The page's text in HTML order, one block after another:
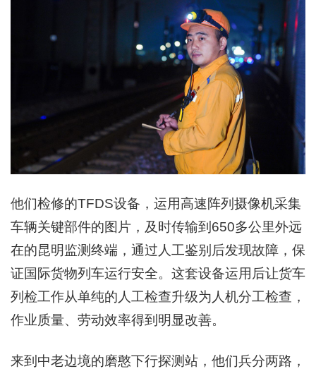
他们检修的TFDS设备，运用高速阵列摄像机采集
车辆关键部件的图片，及时传输到650多公里外远
在的昆明监测终端，通过人工鉴别后发现故障，保
证国际货物列车运行安全。这套设备运用后让货车
列检工作从单纯的人工检查升级为人机分工检查，
作业质量、劳动效率得到明显改善。
来到中老边境的磨憨下行探测站，他们兵分两路，